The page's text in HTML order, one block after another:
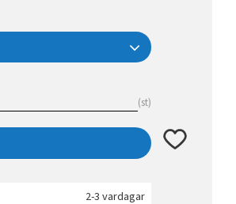
st
Lägg till i
2-3 vardagar